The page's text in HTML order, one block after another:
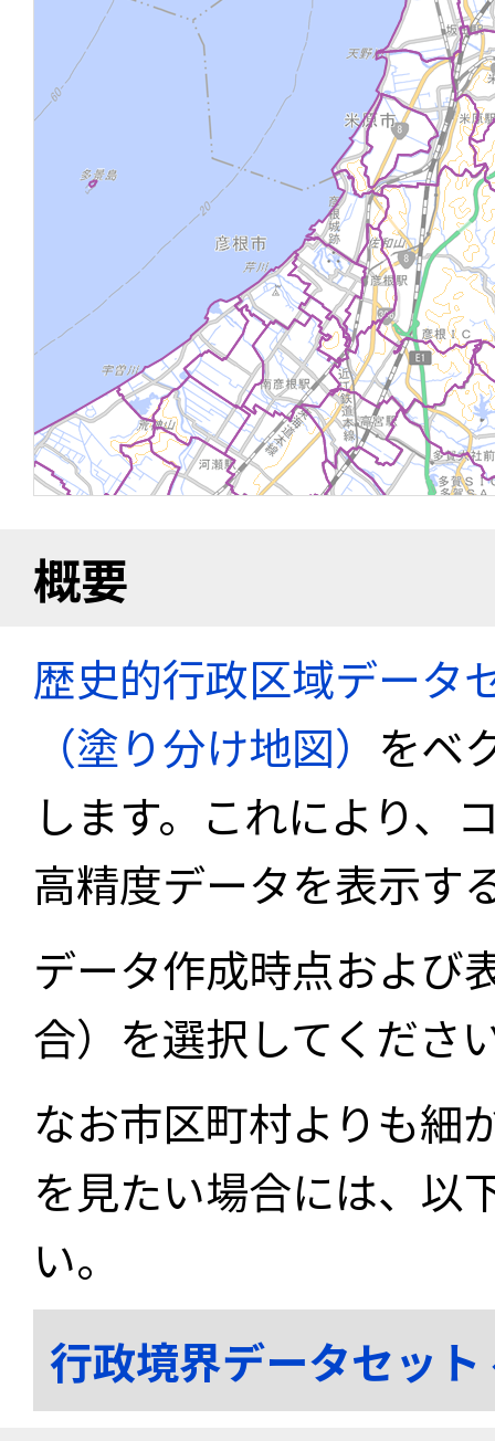
概要
歴史的行政区域データ
（塗り分け地図） をベ
します。これにより、
高精度データを表示す
データ作成時点および
合）を選択してくださ
なお市区町村よりも細
を見たい場合には、以
い。
行政境界データセッ